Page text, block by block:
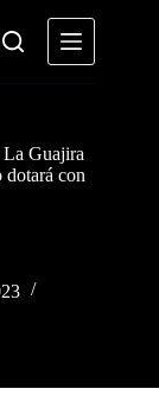
La Guajira
con